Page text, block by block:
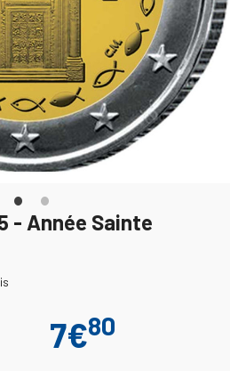
- Année Sainte
7€80